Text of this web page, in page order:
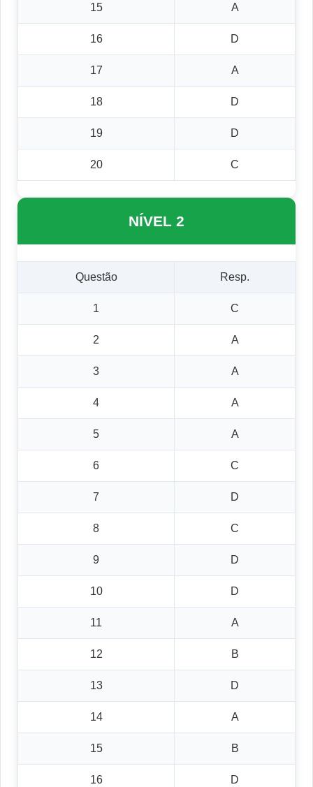
15 A
16 D
17 A
18 D
19 D
20 C
NÍVEL 2
Questão Resp.
1 C
2 A
3 A
4 A
5 A
6 C
7 D
8 C
9 D
10 D
11 A
12 B
13 D
14 A
15 B
16 D